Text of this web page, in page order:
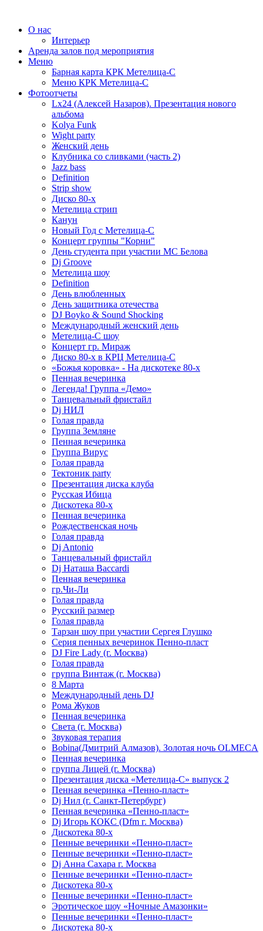
О нас
Интерьер
Аренда залов под мероприятия
Меню
Барная карта КРК Метелица-С
Меню КРК Метелица-С
Фотоотчеты
Lx24 (Алексей Назаров). Презентация нового
альбома
Kolya Funk
Wight party
Женский день
Клубника со сливками (часть 2)
Jazz bass
Definition
Strip show
Диско 80-х
Метелица стрип
Канун
Новый Год с Метелица-С
Концерт группы "Корни"
День студента при участии МС Белова
Dj Groove
Метелица шоу
Definition
День влюбленных
День защитника отечества
DJ Boyko & Sound Shocking
Международный женский день
Метелица-С шоу
Концерт гр. Мираж
Диско 80-х в КРЦ Метелица-С
«Божья коровка» - На дискотеке 80-х
Пенная вечеринка
Легенда! Группа «Демо»
Танцевальный фристайл
Dj НИЛ
Голая правда
Группа Земляне
Пенная вечеринка
Группа Вирус
Голая правда
Тектоник party
Презентация диска клуба
Русская Ибица
Дискотека 80-х
Пенная вечеринка
Рождественская ночь
Голая правда
Dj Antonio
Танцевальный фристайл
Dj Наташа Baccardi
Пенная вечеринка
гр.Чи-Ли
Голая правда
Русский размер
Голая правда
Тарзан шоу при участии Сергея Глушко
Серия пенных вечеринок Пенно-пласт
DJ Fire Lady (г. Москва)
Голая правда
группа Винтаж (г. Москва)
8 Марта
Международный день DJ
Рома Жуков
Пенная вечеринка
Света (г. Москва)
Звуковая терапия
Bobina(Дмитрий Алмазов). Золотая ночь OLMECA
Пенная вечеринка
группа Лицей (г. Москва)
Презентация диска «Метелица-С» выпуск 2
Пенная вечеринка «Пенно-пласт»
Dj Нил (г. Санкт-Петербург)
Пенная вечеринка «Пенно-пласт»
Dj Игорь КОКС (Dfm г. Москва)
Дискотека 80-х
Пенные вечеринки «Пенно-пласт»
Пенные вечеринки «Пенно-пласт»
Dj Анна Сахара г. Москва
Пенные вечеринки «Пенно-пласт»
Дискотека 80-х
Пенные вечеринки «Пенно-пласт»
Эротическое шоу «Ночные Амазонки»
Пенные вечеринки «Пенно-пласт»
Дискотека 80-х